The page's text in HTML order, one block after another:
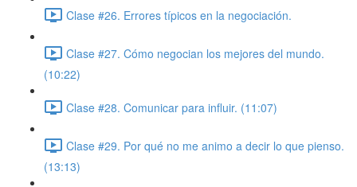
Clase #26. Errores típicos en la negociación.
Clase #27. Cómo negocian los mejores del mundo.
(10:22)
Clase #28. Comunicar para influir. (11:07)
Clase #29. Por qué no me animo a decir lo que pienso.
(13:13)